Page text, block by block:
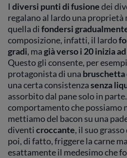
I diversi punti di fusionedei
regalano al lardo una
quella difondersi
composizione, infatti, il lardo
gradi, magià verso i 20 inizia
Questo gli consente, per
protagonista di una bruschetta
una certa consistenzasenza
assorbito dal pane solo in
comportamento che possiamo
mettiamo del bacon su una
diventicroccante, il suo
poi, di fatto, friggere la carne
esattamente il medesimo che